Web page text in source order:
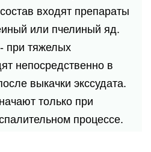
входят препараты
или пчелиный яд.
при тяжелых
непосредственно в
выкачки экссудата.
только при
процессе.